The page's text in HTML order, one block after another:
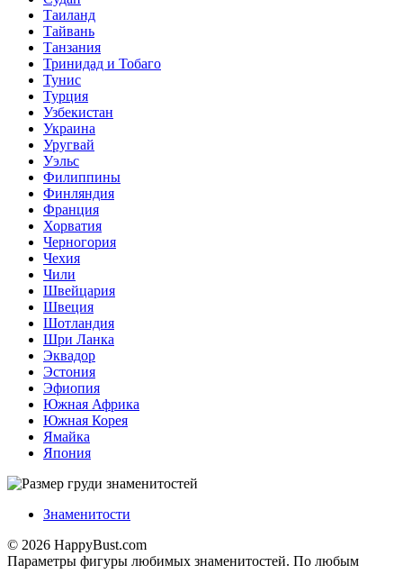
Таиланд
Тайвань
Танзания
Тринидад и Тобаго
Тунис
Турция
Узбекистан
Украина
Уругвай
Уэльс
Филиппины
Финляндия
Франция
Хорватия
Черногория
Чехия
Чили
Швейцария
Швеция
Шотландия
Шри Ланка
Эквадор
Эстония
Эфиопия
Южная Африка
Южная Корея
Ямайка
Япония
Знаменитости
© 2026 HappyBust.com
Параметры фигуры любимых знаменитостей. По любым